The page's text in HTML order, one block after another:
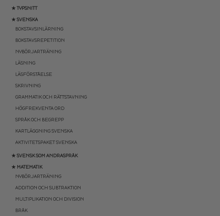
★ TYPSNITT
★ SVENSKA
BOKSTAVSINLÄRNING
BOKSTAVSREPETITION
NYBÖRJARTRÄNING
LÄSNING
LÄSFÖRSTÅELSE
SKRIVNING
GRAMMATIK OCH RÄTTSTAVNING
HÖGFREKVENTA ORD
SPRÅK OCH BEGREPP
KARTLÄGGNING SVENSKA
AKTIVITETSPAKET SVENSKA
★ SVENSK SOM ANDRASPRÅK
★ MATEMATIK
NYBÖRJARTRÄNING
ADDITION OCH SUBTRAKTION
MULTIPLIKATION OCH DIVISION
BRÅK